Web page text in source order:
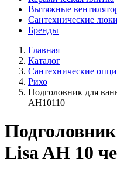
Вытяжные
Сантехнические люки
Бренды
Главная
Каталог
Сантехнические
Рихо
Подголовник для
AH10110
Lisa AH 10